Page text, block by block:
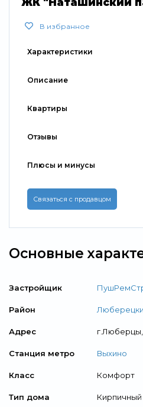
ЖК "Наташинский
В избранное
Характеристики
Описание
Квартиры
Отзывы
Плюсы и минусы
Связаться с продавцом
Основные
Застройщик
Район
Адрес
Станция метро Выхино
Класс Комфорт
Тип дома Кирпичный